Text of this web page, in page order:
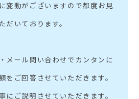
変動がございますので都度お見
だいております。
メール問い合わせでカンタンに
をご回答させていただきます。
にご説明させていただきます。